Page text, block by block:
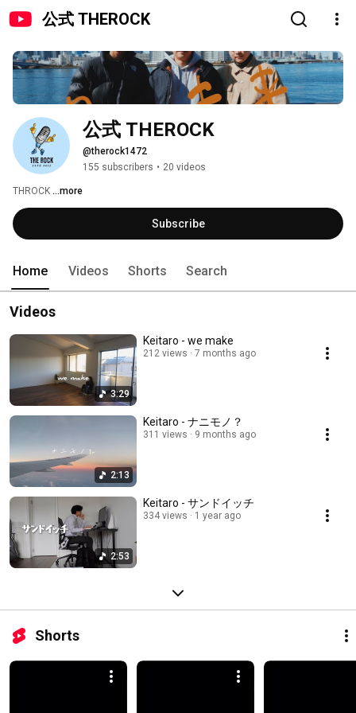
公式 THEROCK
公式 THEROCK
@therock1472
155 subscribers • 20 videos
THROCK ...more
Subscribe
Home Videos Shorts Search
Videos
3:29
Keitaro - we make
212 views 7 months ago
2:13
Keitaro - ナニモノ？
311 views 9 months ago
2:53
Keitaro - サンドイッチ
334 views 1 year ago
Shorts